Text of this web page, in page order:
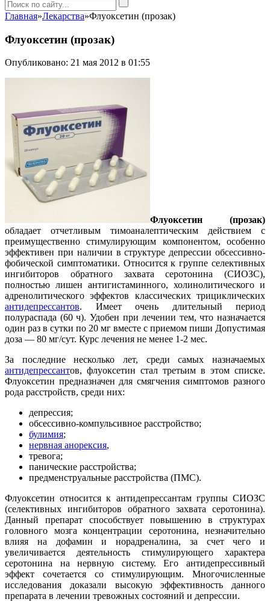
Главная»Лекарства»Флуоксетин (прозак)
Флуоксетин (прозак)
Опубликовано: 21 мая 2012 в 01:55
Флуоксетин (прозак)
обладает отчетливым тимоаналептическим действием с
преимущественно стимулирующим компонентом, особенно
эффективен при наличии в структуре депрессии обсессивно-
фобической симптоматики. Относится к группе селективных
ингибиторов обратного захвата серотонина (СИОЗС),
полностью лишен антигистаминного, холинолитического и
адренолитического эффектов классических трициклических
антидепрессантов. Имеет очень длительный период
полураспада (60 ч). Удобен при лечении тем, что назначается
один раз в сутки по 20 мг вместе с приемом пиши Допустимая
доза — 80 мг/сут. Курс лечения не менее 1-2 мес.
За последние несколько лет, среди самых назначаемых
антидепрессантов, флуоксетин стал третьим в этом списке.
Флуоксетин предназначен для смягчения симптомов разного
рода расстройств, среди них:
депрессия;
обсессивно-компульсивное расстройство;
булимия;
нервная анорексия,
тревога;
панические расстройства;
предменструальные расстройства (ПМС).
Флуоксетин относится к антидепрессантам группы СИОЗС
(селективных ингибиторов обратного захвата серотонина).
Данный препарат способствует повышению в структурах
головного мозга концентрации серотонина, незначительно
влияя на дофамин и норадреналина, за счет чего и
увеличивается деятельность стимулирующего характера
серотонина на нервную систему. Его антидепрессивный
эффект сочетается со стимулирующим. Многочисленные
исследования доказали высокую эффективность данного
препарата в лечении тревожных состояний и депрессии.